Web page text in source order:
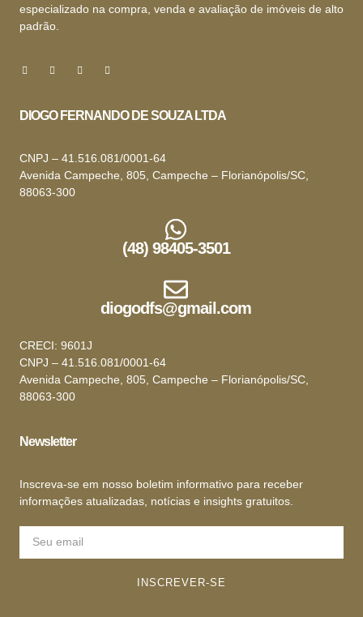
especializado na compra, venda e avaliação de imóveis de alto
padrão.
DIOGO FERNANDO DE SOUZA LTDA
CNPJ – 41.516.081/0001-64
Avenida Campeche, 805, Campeche – Florianópolis/SC,
88063-300
(48) 98405-3501
diogodfs@gmail.com
CRECI: 9601J
CNPJ – 41.516.081/0001-64
Avenida Campeche, 805, Campeche – Florianópolis/SC,
88063-300
Newsletter
Inscreva-se em nosso boletim informativo para receber
informações atualizadas, notícias e insights gratuitos.
INSCREVER-SE